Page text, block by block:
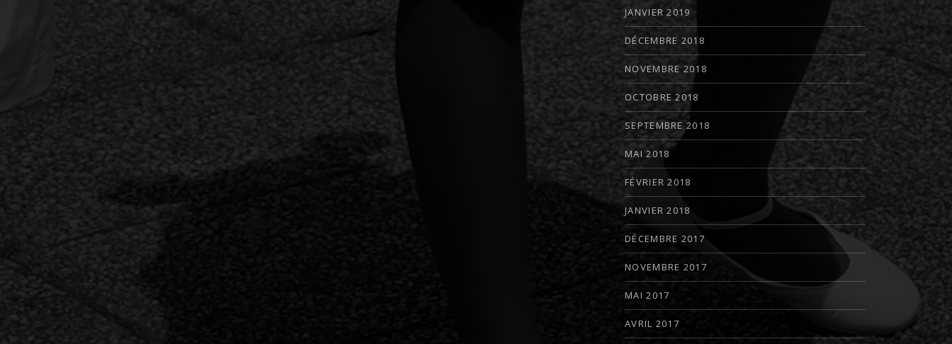
JANVIER 2019
DÉCEMBRE 2018
NOVEMBRE 2018
OCTOBRE 2018
SEPTEMBRE 2018
MAI 2018
FÉVRIER 2018
JANVIER 2018
DÉCEMBRE 2017
NOVEMBRE 2017
MAI 2017
AVRIL 2017